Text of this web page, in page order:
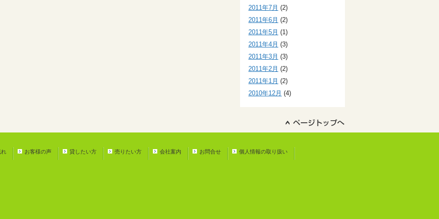
2011年7月 (2)
2011年6月 (2)
2011年5月 (1)
2011年4月 (3)
2011年3月 (3)
2011年2月 (2)
2011年1月 (2)
2010年12月 (4)
れ お客様の声 貸したい方 売りたい方 会社案内 お問合せ 個人情報の取り扱い